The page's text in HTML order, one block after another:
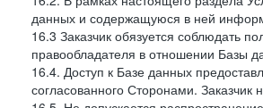
данных и содержащуюся в ней
16.3 Заказчик обязуется соблюдать
правообладателя в отношении Базы
16.4. Доступ к Базе данных
согласованного Сторонами.